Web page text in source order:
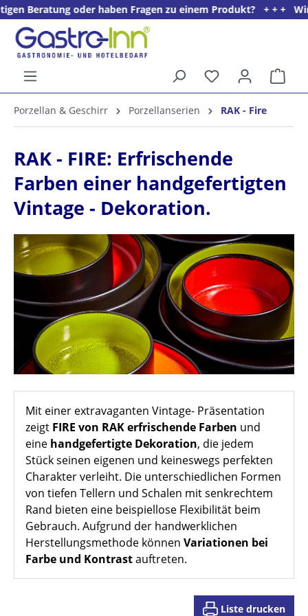
springen
oder haben Fragen zu einem Produkt? + + + Wir freuen
Willkommens­rabatt**
Porzellan & Geschirr Porzellanserien RAK - Fire
RAK - FIRE: Erfrischende
Farben einer handgefertigten
Vintage - Dekoration.
Mit einer extravaganten Vintage- Präsentation
zeigt FIRE von RAK erfrischende Farben und
eine handgefertigte Dekoration, die jedem
Stück seinen eigenen und keineswegs perfekten
Charakter verleiht. Die unterschiedlichen Formen
von tiefen Tellern und Schalen mit senkrechtem
Rand bieten eine beispiellose Flexibilität beim
Gebrauch. Aufgrund der handwerklichen
Herstellungsmethode können Variationen bei
Farbe und Kontrastauftreten.
Liste drucken